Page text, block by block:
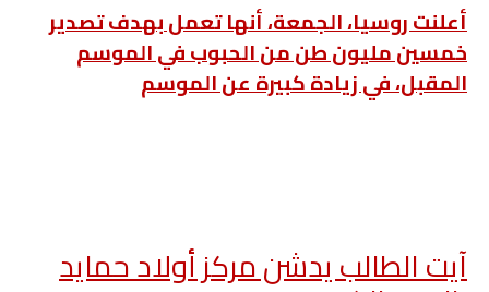
أعلنت روسيا، الجمعة، أنها تعمل بهدف تصدير
خمسين مليون طن من الحبوب في الموسم
المقبل، في زيادة كبيرة عن الموسم
آيت الطالب يدشن مركز أولاد حمايد